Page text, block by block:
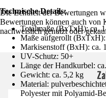
Technische Details:
Totalmaße (BxTxH): ca.
Maße aufgerollt
Markisenstoff (BxH): ca.
UV-Schutz: 50+
Länge der Handkurbel:
Gewicht: ca. 5,2 kg
Material:
Polyester mit Polyamid-
Die Echtheit der Bewertungen
Bewertungen können auch von
nachweislich genutzt oder